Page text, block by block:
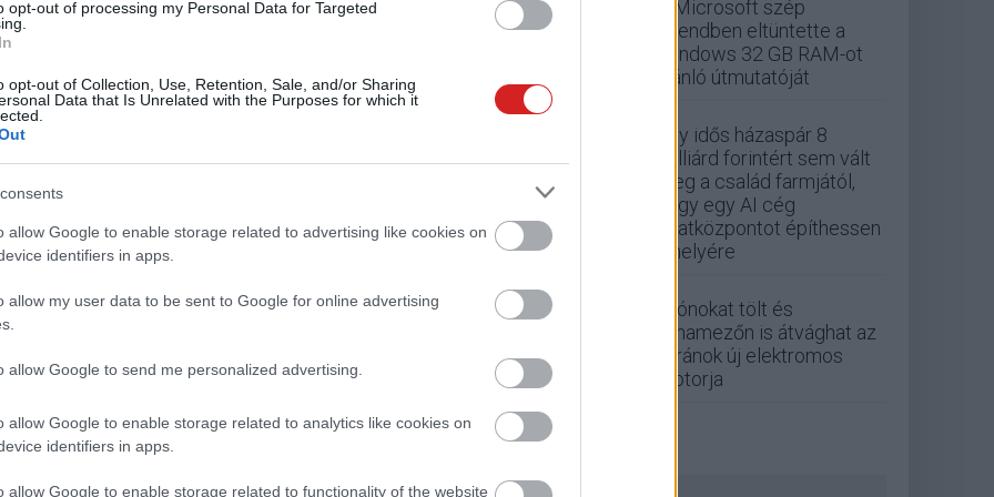
opt-out of processing my Personal Data for Targeted
opt-out of Collection, Use, Retention, Sale, and/or Sharing
Data that Is Unrelated with the Purposes for which it
allow Google to enable storage related to advertising like cookies on
identifiers in apps.
allow my user data to be sent to Google for online advertising
allow Google to send me personalized advertising.
allow Google to enable storage related to analytics like cookies on
identifiers in apps.
allow Google to enable storage related to functionality of the website
lett, hogy a mesterséges intelligenciát dedikált
kütyüben. Megmutatjuk, mi a különbség NPU, GPU
csodás jövőt vázolt fel a Huawei
tablet és speciális kiadások - ha szereted a kütyüket és
különlegességgel is tud szolgálni a kínai gyártó.
mostanában láttunk
ami fontos és egy kis játékot is tartalmaz.
pólók, amik már a vérnyomásodat is
A Microsoft szép
csendben eltüntette a
Windows 32 GB RAM-ot
ajánló útmutatóját
Egy idős házaspár 8
milliárd forintért sem vált
meg a család farmjától,
hogy egy AI cég
adatközpontot építhessen
a helyére
Drónokat tölt és
aknamezőn is átvághat az
ukránok új elektromos
motorja
ZÖLD PÁLYA